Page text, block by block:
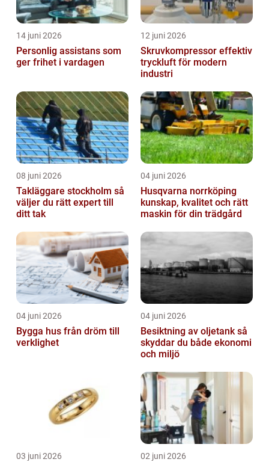
14 juni 2026
Personlig assistans som
ger frihet i vardagen
12 juni 2026
Skruvkompressor effektiv
tryckluft för modern
industri
08 juni 2026
Takläggare stockholm så
väljer du rätt expert till
ditt tak
04 juni 2026
Husqvarna norrköping
kunskap, kvalitet och rätt
maskin för din trädgård
04 juni 2026
Bygga hus från dröm till
verklighet
04 juni 2026
Besiktning av oljetank så
skyddar du både ekonomi
och miljö
03 juni 2026 02 juni 2026